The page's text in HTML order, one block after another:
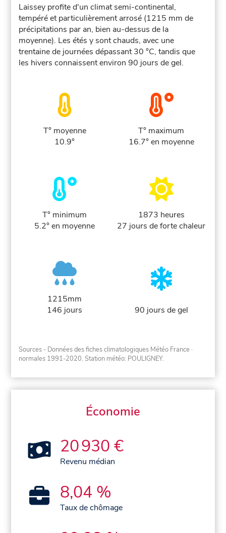
Laissey profite d'un climat semi-continental,
tempéré et particulièrement arrosé (1215 mm de
précipitations par an, bien au-dessus de la
moyenne). Les étés y sont chauds, avec une
trentaine de journées dépassant 30 °C, tandis que
les hivers connaissent environ 90 jours de gel.
T° moyenne
10.9°
T° maximum
16.7° en moyenne
T° minimum
5.2° en moyenne
1873 heures
27 jours de forte chaleur
1215mm
146 jours
90 jours de gel
Sources - Données des fiches climatologiques Météo France ·
normales 1991-2020. Station météo: POULIGNEY.
Économie
20 930 €
Revenu médian
8,04 %
Taux de chômage